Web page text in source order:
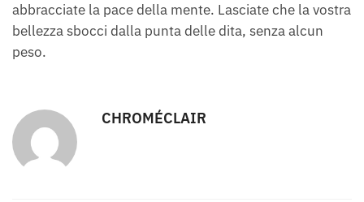
abbracciate la pace della mente. Lasciate che la vostra
bellezza sbocci dalla punta delle dita, senza alcun
peso.
CHROMÉCLAIR